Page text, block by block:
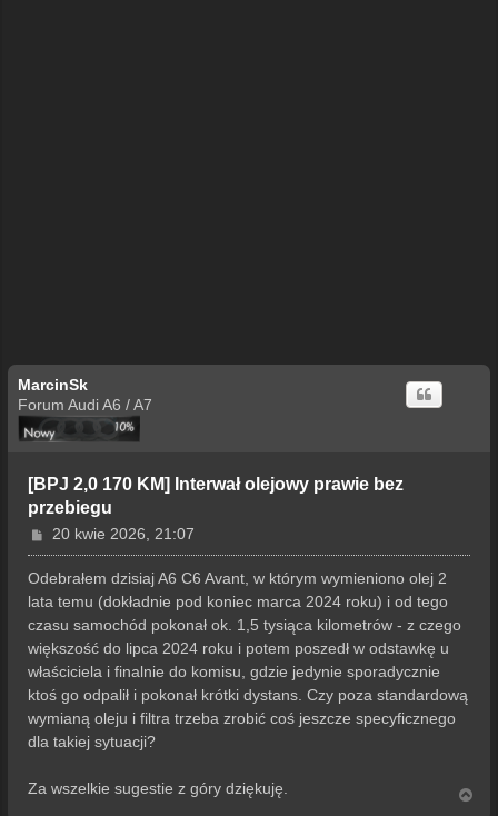
MarcinSk
Forum Audi A6 / A7
[BPJ 2,0 170 KM] Interwał olejowy prawie bez
przebiegu
P
o
s
20 kwie 2026, 21:07
Odebrałem dzisiaj A6 C6 Avant, w którym wymieniono olej 2
lata temu (dokładnie pod koniec marca 2024 roku) i od tego
czasu samochód pokonał ok. 1,5 tysiąca kilometrów - z czego
większość do lipca 2024 roku i potem poszedł w odstawkę u
właściciela i finalnie do komisu, gdzie jedynie sporadycznie
ktoś go odpalił i pokonał krótki dystans. Czy poza standardową
wymianą oleju i filtra trzeba zrobić coś jeszcze specyficznego
dla takiej sytuacji?
Za wszelkie sugestie z góry dziękuję.